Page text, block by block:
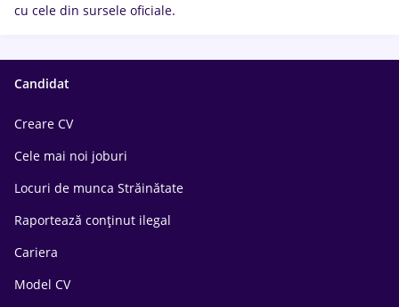
cu cele din sursele oficiale.
Candidat
Creare CV
Cele mai noi joburi
Locuri de munca Străinătate
Raportează conținut ilegal
Cariera
Model CV